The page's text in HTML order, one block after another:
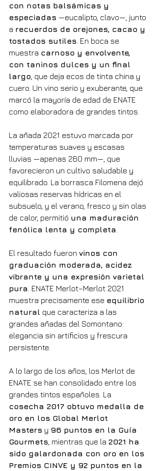
con notas balsámicas y
especiadas —eucalipto, clavo—, junto
a recuerdos de orejones, cacao y
tostados sutiles . En boca se
muestra carnoso y envolvente,
con taninos dulces y un final
largo , que deja ecos de tinta china y
cuero. Un vino serio y exuberante, que
marcó la mayoría de edad de ENATE
como elaboradora de grandes tintos.
La añada 2021 estuvo marcada por
temperaturas suaves y escasas
lluvias —apenas 260 mm—, que
favorecieron un cultivo saludable y
equilibrado. La borrasca Filomena dejó
valiosas reservas hídricas en el
subsuelo, y el verano, fresco y sin olas
de calor, permitió una maduración
fenólica lenta y completa
El resultado fueron vinos con
graduación moderada, acidez
vibrante y una expresión varietal
pura . ENATE Merlot–Merlot 2021
muestra precisamente ese equilibrio
natural que caracteriza a las
grandes añadas del Somontano:
elegancia sin artificios y frescura
persistente.
A lo largo de los años, los Merlot de
ENATE se han consolidado entre los
grandes tintos españoles. La
cosecha 2017 obtuvo medalla de
oro en los Global Merlot
Masters y 96 puntos en la Guía
Gourmets , mientras que la 2021 ha
sido galardonada con oro en los
Premios CINVE y 92 puntos en la